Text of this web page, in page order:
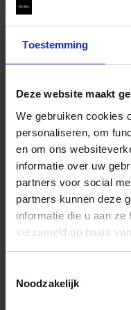
Toestemming
Deze website maakt
We gebruiken cookies
personaliseren, om
en om ons
informatie over uw
partners voor social
partners kunnen deze
informatie die u aan
verzameld op basis
Noodzakelijk
● HLA (lineaire
● Compatibel met
● Ondersteunt DMF en
● Compatibel met AF-
● Super meerlaagse
● Water- en
● Diafragmaring
● Klikschakelaar
●
● AFL-knop (3 knoppen)
●
● Focusmodusschakelaar
● Ondersteuning voor
/ niet-lineaire
● OS-schakelaar